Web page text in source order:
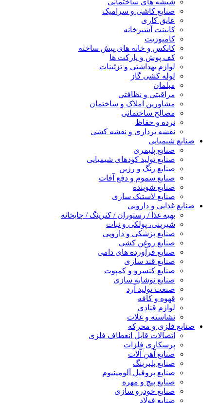
شیشه های ساختمانی
صنایع کاشی و سرامیک
عایق کاری
کابینت آشپزخانه
کامپوزیت
کانکس و خانه های پیش ساخته
کف پوش و پارکت ها
لوازم بهداشتی و تزئینات
لوله کشی گاز
مبلمان
مراقبتی و نظافتی
مشاورین املاک و ساختمان
مصالح ساختمانی
نرده و حفاظ
نقشه برداری و نقشه کشی
صنایع شیمیایی
صنایع پلیمری
صنایع تولید کودهای شیمیایی
صنایع رنگ و رزین
صنایع سموم و دفع آفات
صنایع شوینده
صنایع لاستیک سازی
صنایع غذایی و دارویی
تهیه غذا / رستوران / کترینگ / چایخانه
شیرینی، پولکی و نبات
صنایع پزشکی و دارویی
صنایع روغن کشی
صنایع فرآورده های دامی
صنایع قند سازی
صنایع کنسرو و کمپوت
صنایع نوشابه سازی
صنعت تولید آرد
قهوه و کافه
لوازم قنادی
نشاسته و غلات
صنایع فلزی و محرکه
اتصالات قابل انعطاف فلزی
پرسکاری فلزات
صنایع آهن آلات
صنایع بلبرینگ
صنایع پروفیل آلومینیوم
صنایع پیچ و مهره
صنایع خودرو سازی
صنایع فولاد